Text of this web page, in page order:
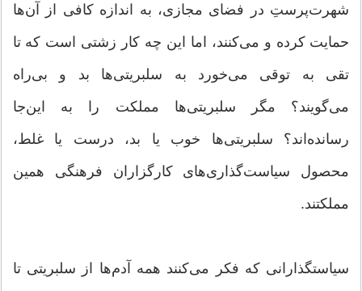
شهرت‌پرستِ در فضای مجازی، به اندازه کافی از آن‌ها
حمایت کرده و می‌کنند، اما این چه کار زشتی است که تا
تقی به توقی می‌خورد به سلبریتی‌ها بد و بی‌راه
می‌گویند؟ مگر سلبریتی‌ها مملکت را به این‌جا
رسانده‌اند؟ سلبریتی‌ها خوب یا بد، درست یا غلط،
محصول سیاست‌گذاری‌های کارگزاران فرهنگی همین
مملکتند.
سیاستگذارانی که فکر می‌کنند همه آدم‌ها از سلبریتی تا